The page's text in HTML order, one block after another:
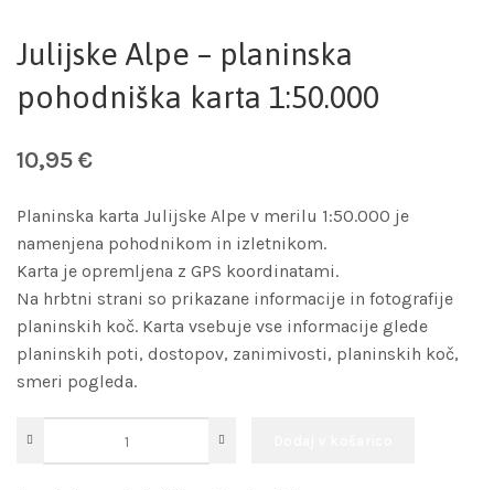
Julijske Alpe – planinska
pohodniška karta 1:50.000
10,95€
Planinska karta Julijske Alpe v merilu 1:50.000 je
namenjena pohodnikom in izletnikom.
Karta je opremljena z GPS koordinatami.
Na hrbtni strani so prikazane informacije in fotografije
planinskih koč. Karta vsebuje vse informacije glede
planinskih poti, dostopov, zanimivosti, planinskih koč,
smeri pogleda.